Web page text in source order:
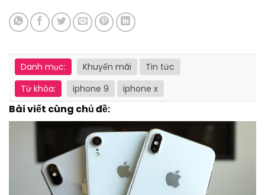
Danh mục: Khuyến mãi
Tin tức
Từ khóa:
iphone 9 iphone x
Bài viết cùng chủ đề: